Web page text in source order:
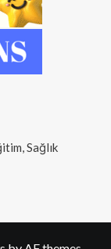
Sağlık